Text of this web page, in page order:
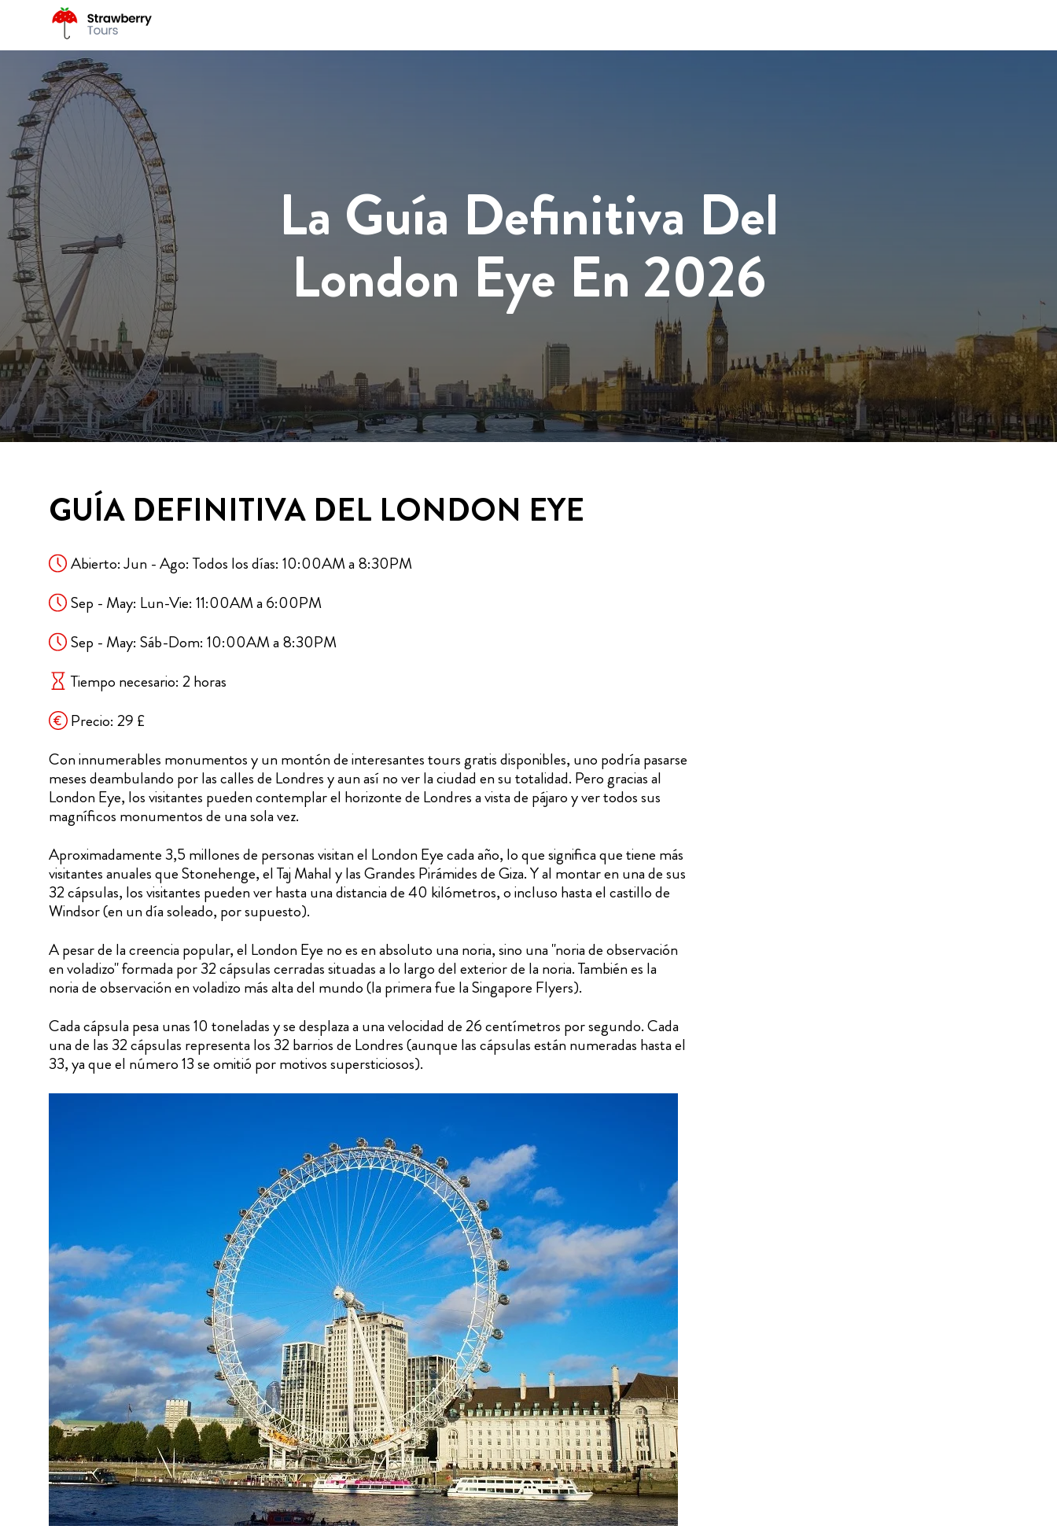
La Guía Definitiva Del
London Eye En 2026
GUÍA DEFINITIVA DEL LONDON EYE
Abierto: Jun - Ago: Todos los días: 10:00AM a 8:30PM
Sep - May: Lun-Vie: 11:00AM a 6:00PM
Sep - May: Sáb-Dom: 10:00AM a 8:30PM
Tiempo necesario: 2 horas
Precio: 29 £
Con innumerables monumentos y un montón de interesantes tours gratis disponibles, uno podría pasarse
meses deambulando por las calles de Londres y aun así no ver la ciudad en su totalidad. Pero gracias al
London Eye, los visitantes pueden contemplar el horizonte de Londres a vista de pájaro y ver todos sus
magníficos monumentos de una sola vez.
Aproximadamente 3,5 millones de personas visitan el London Eye cada año, lo que significa que tiene más
visitantes anuales que Stonehenge, el Taj Mahal y las Grandes Pirámides de Giza. Y al montar en una de sus
32 cápsulas, los visitantes pueden ver hasta una distancia de 40 kilómetros, o incluso hasta el castillo de
Windsor (en un día soleado, por supuesto).
A pesar de la creencia popular, el London Eye no es en absoluto una noria, sino una "noria de observación
en voladizo" formada por 32 cápsulas cerradas situadas a lo largo del exterior de la noria. También es la
noria de observación en voladizo más alta del mundo (la primera fue la Singapore Flyers).
Cada cápsula pesa unas 10 toneladas y se desplaza a una velocidad de 26 centímetros por segundo. Cada
una de las 32 cápsulas representa los 32 barrios de Londres (aunque las cápsulas están numeradas hasta el
33, ya que el número 13 se omitió por motivos supersticiosos).